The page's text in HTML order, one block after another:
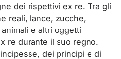
dei rispettivi ex re. Tra gli
reali, lance, zucche,
e altri oggetti
re durante il suo regno.
dei principi e di